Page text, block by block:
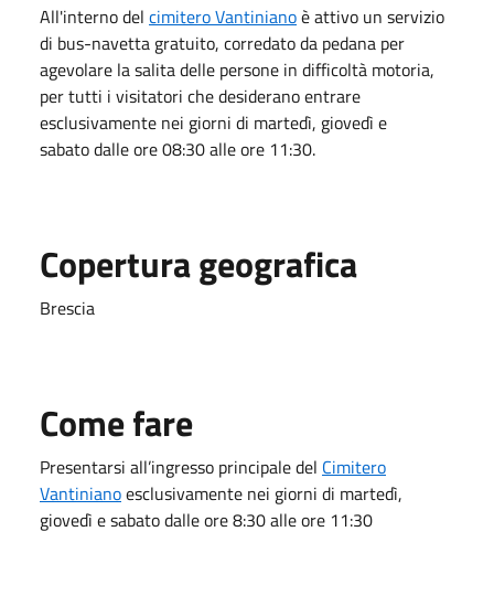
All'interno del cimitero Vantinianoè attivo un servizio
di bus-navetta gratuito, corredato da pedana per
agevolare la salita delle persone in difficoltà motoria,
per tutti i visitatori che desiderano entrare
esclusivamente nei giorni di martedì, giovedì e
sabato dalle ore 08:30 alle ore 11:30.
Copertura geografica
Brescia
Come fare
Presentarsi all’ingresso principale del Cimitero
Vantinianoesclusivamente nei giorni di martedì,
giovedì e sabato dalle ore 8:30 alle ore 11:30